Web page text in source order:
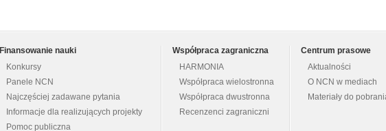
Finansowanie nauki
Konkursy
Panele NCN
Najczęściej zadawane pytania
Informacje dla realizujących projekty
Pomoc publiczna
Współpraca zagraniczna
HARMONIA
Współpraca wielostronna
Współpraca dwustronna
Recenzenci zagraniczni
Centrum prasowe
Aktualności
O NCN w mediach
Materiały do